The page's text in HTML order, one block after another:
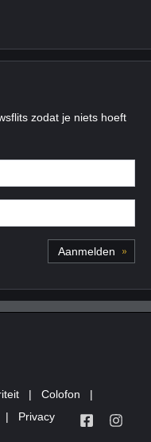
zodat je niets hoeft
| Colofon
|
| Privacy